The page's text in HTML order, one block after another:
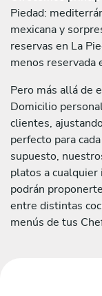
Piedad:
mexicana y
reservas en La
menos reservada
Pero más allá de
Domicilio
clientes,
perfecto para
supuesto,
platos a
podrán
entre distintas
menús de tus